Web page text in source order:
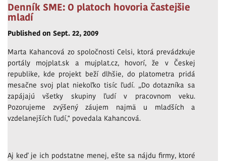
Denník SME: O platoch hovoria častejšie
mladí
Published on Sept. 22, 2009
Marta Kahancová zo spoločnosti Celsi, ktorá prevádzkuje
portály mojplat.sk a mujplat.cz, hovorí, že v Českej
republike, kde projekt beží dlhšie, do platometra pridá
mesačne svoj plat niekoľko tisíc ľudí. „Do dotazníka sa
zapájajú všetky skupiny ľudí v pracovnom veku.
Pozorujeme zvýšený záujem najmä u mladších a
vzdelanejších ľudí," povedala Kahancová.
Aj keď je ich podstatne menej, ešte sa nájdu firmy, ktoré